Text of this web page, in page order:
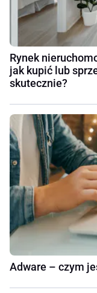
Rynek
jak kupić lub
skutecznie?
Adware – czym